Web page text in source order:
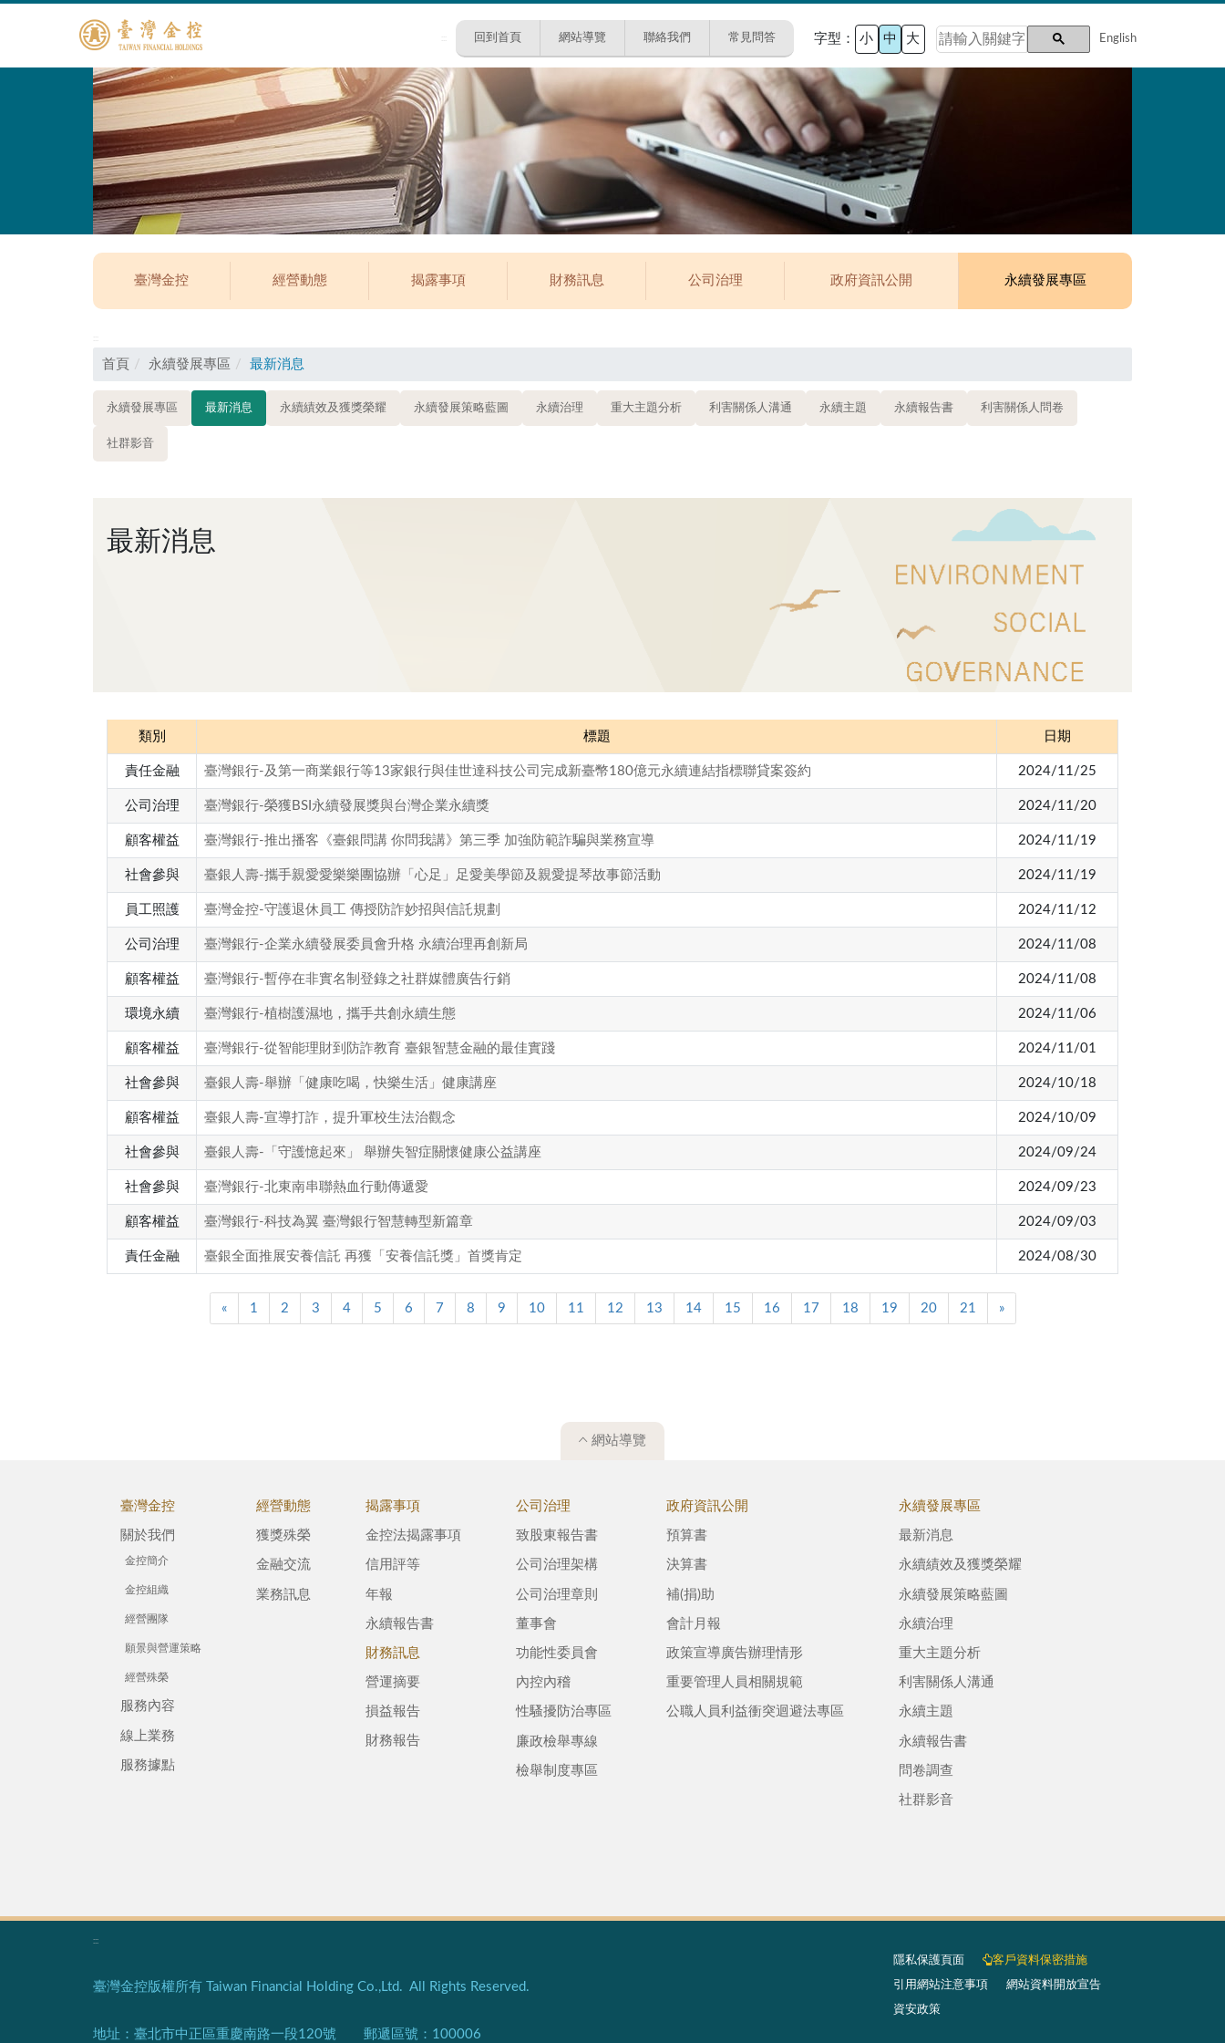
回到首頁 網站導覽 聯絡我們 常見問答 字型： 小 中 大 English
臺灣金控 經營動態 揭露事項 財務訊息 公司治理 政府資訊公開 永續發展專區
首頁 永續發展專區 最新消息
永續發展專區 最新消息 永續績效及獲獎榮耀 永續發展策略藍圖 永續治理 重大主題分析 利害關係人溝通 永續主題 永續報告書 利害關係人問卷
社群影音
最新消息
類別 標題 日期
責任金融 臺灣銀行-及第一商業銀行等13家銀行與佳世達科技公司完成新臺幣180億元永續連結指標聯貸案簽約 2024/11/25
公司治理 臺灣銀行-榮獲BSI永續發展獎與台灣企業永續獎 2024/11/20
顧客權益 臺灣銀行-推出播客《臺銀問講 你問我講》第三季 加強防範詐騙與業務宣導 2024/11/19
社會參與 臺銀人壽-攜手親愛愛樂樂團協辦「心足」足愛美學節及親愛提琴故事節活動 2024/11/19
員工照護 臺灣金控-守護退休員工 傳授防詐妙招與信託規劃 2024/11/12
公司治理 臺灣銀行-企業永續發展委員會升格 永續治理再創新局 2024/11/08
顧客權益 臺灣銀行-暫停在非實名制登錄之社群媒體廣告行銷 2024/11/08
環境永續 臺灣銀行-植樹護濕地，攜手共創永續生態 2024/11/06
顧客權益 臺灣銀行-從智能理財到防詐教育 臺銀智慧金融的最佳實踐 2024/11/01
社會參與 臺銀人壽-舉辦「健康吃喝，快樂生活」健康講座 2024/10/18
顧客權益 臺銀人壽-宣導打詐，提升軍校生法治觀念 2024/10/09
社會參與 臺銀人壽-「守護憶起來」 舉辦失智症關懷健康公益講座 2024/09/24
社會參與 臺灣銀行-北東南串聯熱血行動傳遞愛 2024/09/23
顧客權益 臺灣銀行-科技為翼 臺灣銀行智慧轉型新篇章 2024/09/03
責任金融 臺銀全面推展安養信託 再獲「安養信託獎」首獎肯定 2024/08/30
« 1 2 3 4 5 6 7 8 9 10 11 12 13 14 15 16 17 18 19 20 21 »
網站導覽
臺灣金控
關於我們
金控簡介
金控組織
經營團隊
願景與營運策略
經營殊榮
服務內容
線上業務
服務據點
經營動態
獲獎殊榮
金融交流
業務訊息
揭露事項
金控法揭露事項
信用評等
年報
永續報告書
財務訊息
營運摘要
損益報告
財務報告
公司治理
致股東報告書
公司治理架構
公司治理章則
董事會
功能性委員會
內控內稽
性騷擾防治專區
廉政檢舉專線
檢舉制度專區
政府資訊公開
預算書
決算書
補(捐)助
會計月報
政策宣導廣告辦理情形
重要管理人員相關規範
公職人員利益衝突迴避法專區
永續發展專區
最新消息
永續績效及獲獎榮耀
永續發展策略藍圖
永續治理
重大主題分析
利害關係人溝通
永續主題
永續報告書
問卷調查
社群影音
:::
臺灣金控版權所有 Taiwan Financial Holding Co.,Ltd. All Rights Reserved.
地址：臺北市中正區重慶南路一段120號 郵遞區號：100006
隱私保護頁面​ 客戶資料保密措施
引用網站注意事項 網站資料開放宣告
資安政策